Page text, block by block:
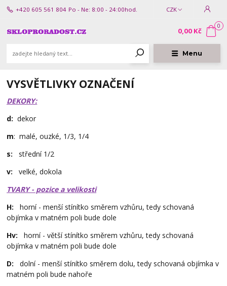
Menu
CZK
+420 605 561 804 Po - Ne: 8:00 - 24:00hod.
0
0,00 Kč
VYSVĚTLIVKY OZNAČENÍ
DEKORY:
d: dekor
m: malé, ouzké, 1/3, 1/4
s: střední 1/2
v:velké, dokola
TVARY - pozice a velikosti
H:
horní - menší stínítko směrem vzhůru, tedy schovaná
objímka v matném poli bude dole
Hv:
horní - větší stínítko směrem vzhůru, tedy schovaná
objímka v matném poli bude dole
D:
dolní - menší stínítko směrem dolu, tedy schovaná objímka v
matném poli bude nahoře